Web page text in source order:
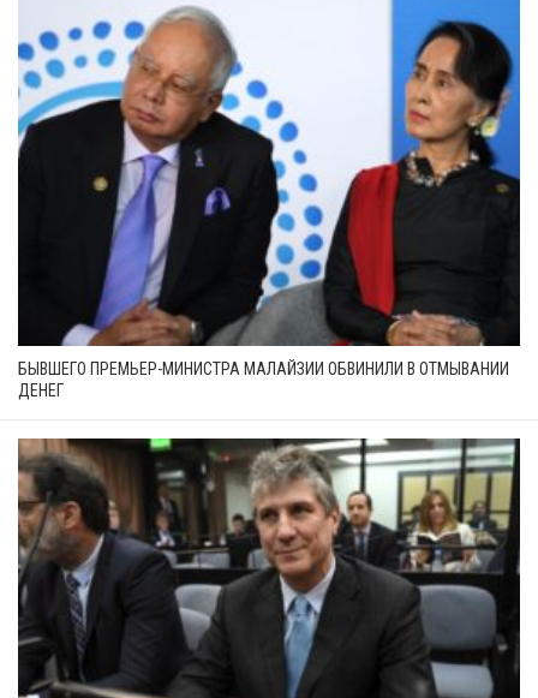
БЫВШЕГО ПРЕМЬЕР-МИНИСТРА МАЛАЙЗИИ ОБВИНИЛИ В ОТМЫВАНИИ
ДЕНЕГ